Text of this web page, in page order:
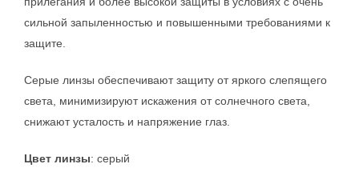
сильной запыленностью и повышенными требованиями к
защите.
Серые линзы обеспечивают защиту от яркого слепящего
света, минимизируют искажения от солнечного света,
снижают усталость и напряжение глаз.
Цвет линзы: серый